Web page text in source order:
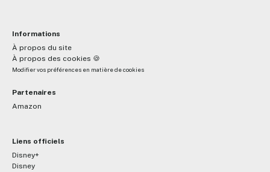
Informations
À propos du site
À propos des cookies 🍪
Modifier vos préférences en matière de cookies
Partenaires
Amazon
Liens officiels
Disney+
Disney